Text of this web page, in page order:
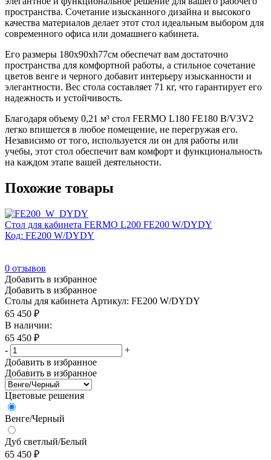
пространства. Сочетание изысканного дизайна и высокого
качества материалов делает этот стол идеальным выбором для
современного офиса или домашнего кабинета.
Его размеры 180x90xh77см обеспечат вам достаточно
пространства для комфортной работы, а стильное сочетание
цветов венге и черного добавит интерьеру изысканности и
элегантности. Вес стола составляет 71 кг, что гарантирует его
надежность и устойчивость.
Благодаря объему 0,21 м³ стол FERMO L180 FE180 B/V3V2
легко впишется в любое помещение, не перегружая его.
Независимо от того, используется ли он для работы или
учебы, этот стол обеспечит вам комфорт и функциональность
на каждом этапе вашей деятельности.
Похожие товары
Стол для кабинета FERMO L200 FE200 W/DYDY
Код: FE200 W/DYDY
0 отзывов
Добавить в избранное
Добавить в избранное
Столы для кабинета Артикул: FE200 W/DYDY
65 450 ₽
В наличии:
65 450 ₽
-
+
Добавить в избранное
Добавить в избранное
Цветовые решения
Венге/Черный
Дуб светлый/Белый
65 450 ₽